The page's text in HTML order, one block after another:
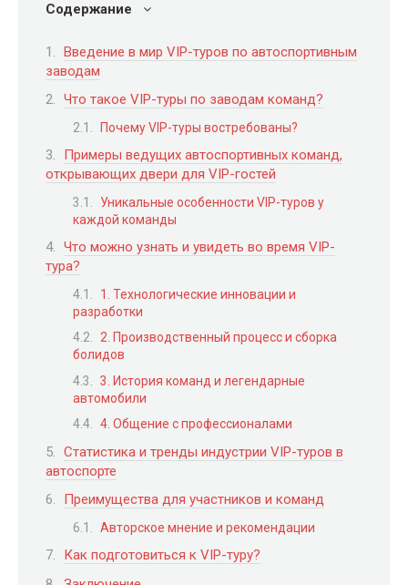
Содержание
Введение в мир VIP-туров по автоспортивным
заводам
Что такое VIP-туры по заводам команд?
Почему VIP-туры востребованы?
Примеры ведущих автоспортивных команд,
открывающих двери для VIP-гостей
Уникальные особенности VIP-туров у
каждой команды
Что можно узнать и увидеть во время VIP-
тура?
1. Технологические инновации и
разработки
2. Производственный процесс и сборка
болидов
3. История команд и легендарные
автомобили
4. Общение с профессионалами
Статистика и тренды индустрии VIP-туров в
автоспорте
Преимущества для участников и команд
Авторское мнение и рекомендации
Как подготовиться к VIP-туру?